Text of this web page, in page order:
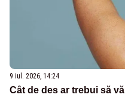
9 iul. 2026, 14:24
Cât de des ar trebui să